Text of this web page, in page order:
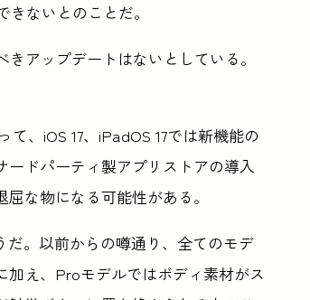
ないとのことだ。
アップデートはないとしている。
、iOS 17、iPadOS 17では新機能の
ドパーティ製アプリストアの導入
な物になる可能性がある。
。以前からの噂通り、全てのモデ
え、Proモデルではボディ素材がス